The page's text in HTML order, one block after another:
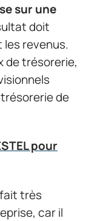
sur une
doit
revenus.
de trésorerie,
de
pour
très
car il